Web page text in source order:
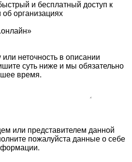
и бесплатный доступ к
организациях
неточность в описании
суть ниже и мы обязательно
время.
или представителем данной
пожалуйста данные о себе